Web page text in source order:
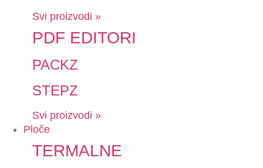
Svi proizvodi »
PDF EDITORI
PACKZ
STEPZ
Svi proizvodi »
Ploče
TERMALNE